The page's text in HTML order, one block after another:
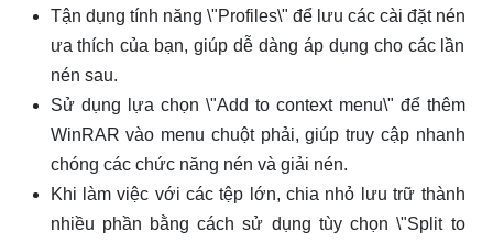
Tận dụng tính năng \"Profiles\" để lưu các cài đặt nén
ưa thích của bạn, giúp dễ dàng áp dụng cho các lần
nén sau.
Sử dụng lựa chọn \"Add to context menu\" để thêm
WinRAR vào menu chuột phải, giúp truy cập nhanh
chóng các chức năng nén và giải nén.
Khi làm việc với các tệp lớn, chia nhỏ lưu trữ thành
nhiều phần bằng cách sử dụng tùy chọn \"Split to